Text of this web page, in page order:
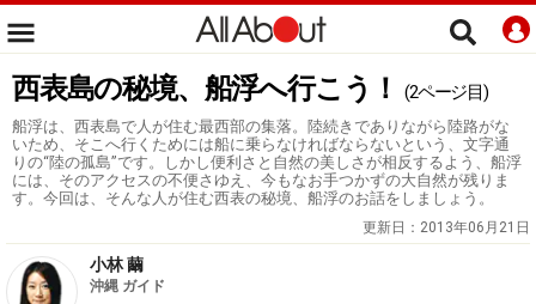
西表島の秘境、船浮へ行こう！ (2ページ目)
船浮は、西表島で人が住む最西部の集落。陸続きでありながら陸路がな
いため、そこへ行くためには船に乗らなければならないという、文字通
りの“陸の孤島”です。しかし便利さと自然の美しさが相反するよう、船浮
には、そのアクセスの不便さゆえ、今もなお手つかずの大自然が残りま
す。今回は、そんな人が住む西表の秘境、船浮のお話をしましょう。
更新日： 2013年06月21日
小林 繭
沖縄 ガイド